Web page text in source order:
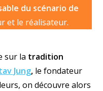
du scénario de
et le réalisateur.
sur la tradition
Jung, le fondateur
on découvre alors